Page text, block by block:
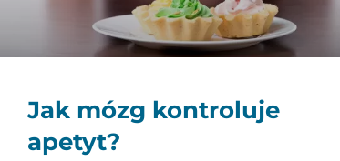
Jak mózg kontroluje
apetyt?